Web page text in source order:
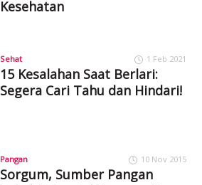
Kesehatan
Sehat 1 Feb 2021
15 Kesalahan Saat Berlari:
Segera Cari Tahu dan Hindari!
Pangan 10 Nov 2015
Sorgum, Sumber Pangan